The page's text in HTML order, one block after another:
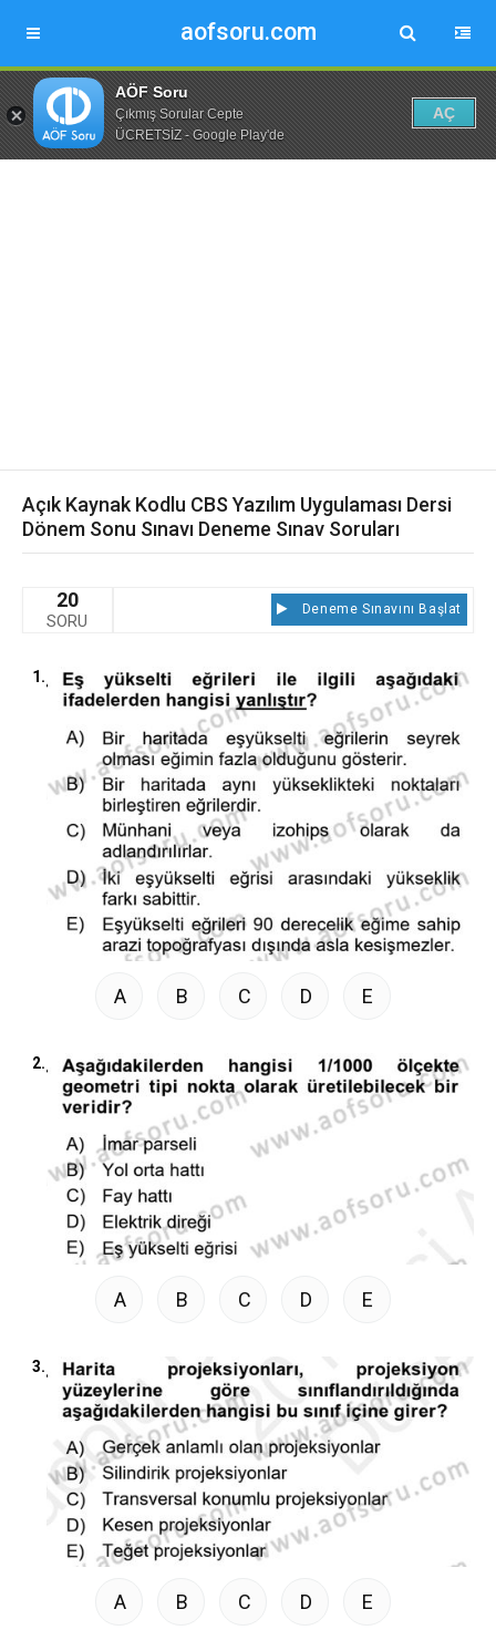
aofsoru.com
AÖF Soru
Çıkmış Sorular Cepte
ÜCRETSİZ - Google Play'de
AÇ
Açık Kaynak Kodlu CBS Yazılım Uygulaması Dersi
Dönem Sonu Sınavı Deneme Sınav Soruları
20
SORU
Deneme Sınavını Başlat
1.
A B C D E
2.
A B C D E
3.
A B C D E